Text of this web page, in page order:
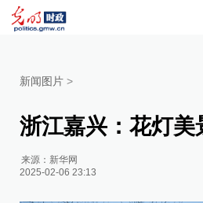
新闻图片 >
浙江嘉兴：花灯美
来源： 新华网
2025-02-06 23:13